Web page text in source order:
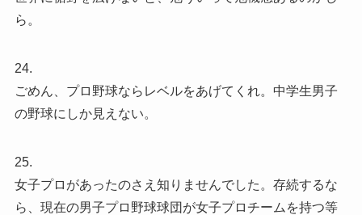
ら。
24.
ごめん、プロ野球ならレベルをあげてくれ。中学生男子
の野球にしか見えない。
25.
女子プロがあったのさえ知りませんでした。存続するな
ら、現在の男子プロ野球球団が女子プロチームを持つ等